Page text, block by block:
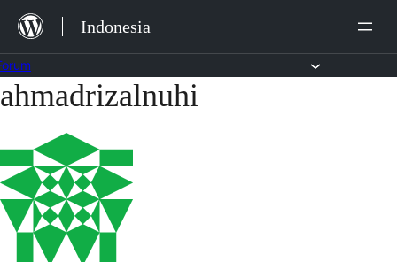
Lewat
konten
Indonesia
Lewati
konten
ahmadrizalnuhi